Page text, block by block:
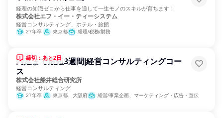
経理の知識ゼロから仕事を通して一生モノのスキルが育ちます！
株式会社エフ・イー・ティーシステム
経営コンサルティング、ホテル・旅館
27年卒 東京都 経理/税務/財務
締切：あと2日
内定まで最短3週間|経営コンサルティングコー
ス
株式会社船井総合研究所
経営コンサルティング
27年卒 東京都、大阪府 経営/事業企画、マーケティング・広告・宣伝